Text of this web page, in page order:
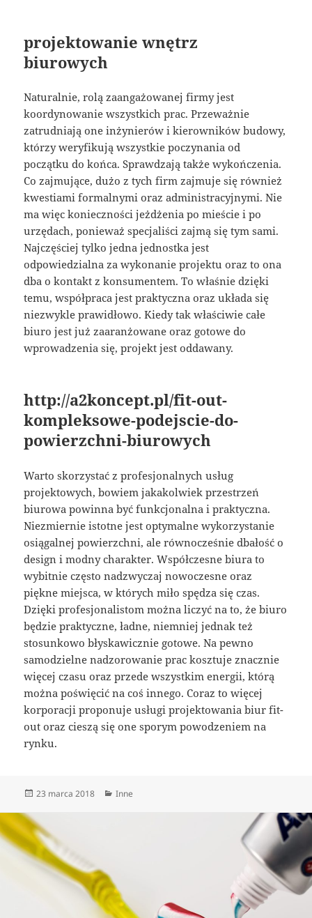
projektowanie wnętrz
biurowych
Naturalnie, rolą zaangażowanej firmy jest
koordynowanie wszystkich prac. Przeważnie
zatrudniają one inżynierów i kierowników budowy,
którzy weryfikują wszystkie poczynania od
początku do końca. Sprawdzają także wykończenia.
Co zajmujące, dużo z tych firm zajmuje się również
kwestiami formalnymi oraz administracyjnymi. Nie
ma więc konieczności jeżdżenia po mieście i po
urzędach, ponieważ specjaliści zajmą się tym sami.
Najczęściej tylko jedna jednostka jest
odpowiedzialna za wykonanie projektu oraz to ona
dba o kontakt z konsumentem. To właśnie dzięki
temu, współpraca jest praktyczna oraz układa się
niezwykle prawidłowo. Kiedy tak właściwie całe
biuro jest już zaaranżowane oraz gotowe do
wprowadzenia się, projekt jest oddawany.
http://a2koncept.pl/fit-out-
kompleksowe-podejscie-do-
powierzchni-biurowych
Warto skorzystać z profesjonalnych usług
projektowych, bowiem jakakolwiek przestrzeń
biurowa powinna być funkcjonalna i praktyczna.
Niezmiernie istotne jest optymalne wykorzystanie
osiągalnej powierzchni, ale równocześnie dbałość o
design i modny charakter. Współczesne biura to
wybitnie często nadzwyczaj nowoczesne oraz
piękne miejsca, w których miło spędza się czas.
Dzięki profesjonalistom można liczyć na to, że biuro
będzie praktyczne, ładne, niemniej jednak też
stosunkowo błyskawicznie gotowe. Na pewno
samodzielne nadzorowanie prac kosztuje znacznie
więcej czasu oraz przede wszystkim energii, którą
można poświęcić na coś innego. Coraz to więcej
korporacji proponuje usługi projektowania biur fit-
out oraz cieszą się one sporym powodzeniem na
rynku.
Data
23 marca 2018 Kategorie
Inne